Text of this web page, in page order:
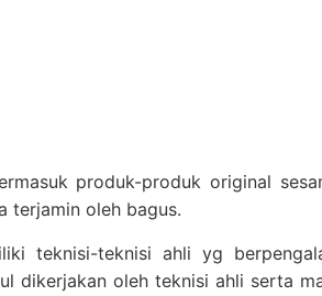
produk-produk original
terjamin oleh bagus.
teknisi-teknisi ahli yg
dikerjakan oleh teknisi ahli serta